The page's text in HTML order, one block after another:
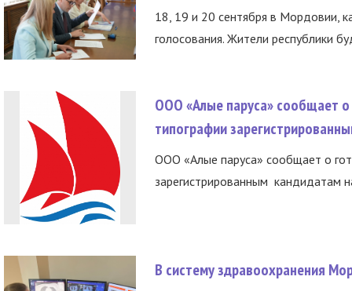
18, 19 и 20 сентября в Мордовии,
голосования. Жители республики
ООО «Алые паруса» сообщает о
типографии
ООО «Алые паруса» сообщает о
зарегистрированным кандидатам
В систему здравоохранения